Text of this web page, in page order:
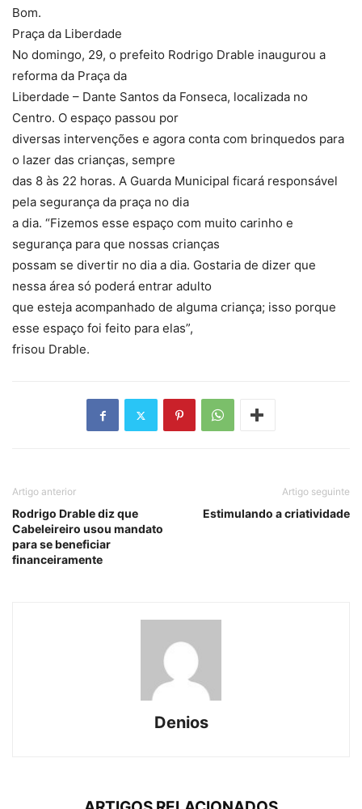
Bom.
Praça da Liberdade
No domingo, 29, o prefeito Rodrigo Drable inaugurou a
reforma da Praça da
Liberdade – Dante Santos da Fonseca, localizada no
Centro. O espaço passou por
diversas intervenções e agora conta com brinquedos para
o lazer das crianças, sempre
das 8 às 22 horas. A Guarda Municipal ficará responsável
pela segurança da praça no dia
a dia. “Fizemos esse espaço com muito carinho e
segurança para que nossas crianças
possam se divertir no dia a dia. Gostaria de dizer que
nessa área só poderá entrar adulto
que esteja acompanhado de alguma criança; isso porque
esse espaço foi feito para elas”,
frisou Drable.
Artigo anterior
Rodrigo Drable diz que
Cabeleireiro usou mandato
para se beneficiar
financeiramente
Artigo seguinte
Estimulando a criatividade
Denios